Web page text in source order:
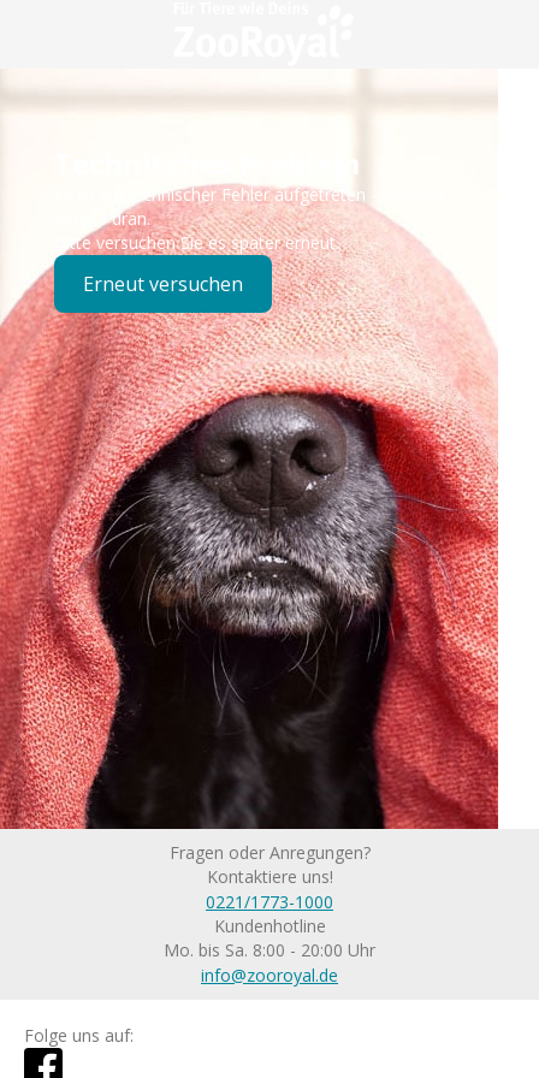
Technisches Problem
Es ist ein technischer Fehler aufgetreten – wir sind
bereits dran.
Bitte versuchen Sie es später erneut.
Erneut versuchen
Fragen oder Anregungen?
Kontaktiere uns!
0221/1773-1000
Kundenhotline
Mo. bis Sa. 8:00 - 20:00 Uhr
info@zooroyal.de
Folge uns auf: